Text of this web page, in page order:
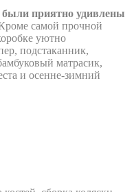
были приятно удивлены
самой прочной
уютно
подстаканник,
матрасик,
и осенне-зимний